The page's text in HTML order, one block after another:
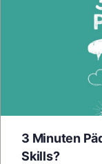
3 Minuten
Skills?